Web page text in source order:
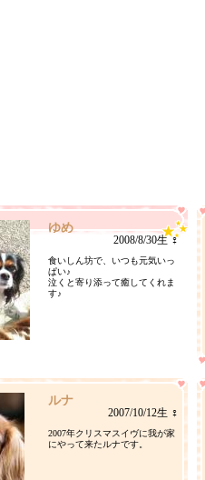
ゆめ
2008/8/30生 ♀
食いしん坊で、いつも元気いっ
ぱい♪
泣くと寄り添って癒してくれま
す♪
ルナ
2007/10/12生 ♀
2007年クリスマスイヴに我が家
にやって来たルナです。